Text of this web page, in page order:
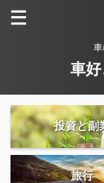
車
投資と副
旅行